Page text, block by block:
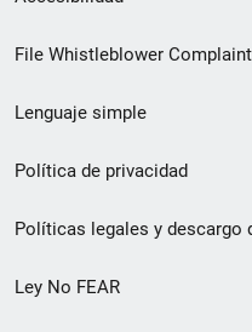
de
de
pie
de
página
File Whistleblower Complaint
Lenguaje simple
Política de privacidad
Políticas legales y descargo
Ley No FEAR